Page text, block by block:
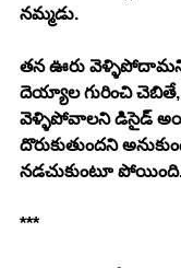
నమ్మడు.
తన ఊరు
దెయ్యాల గురించి చెబితే,
వెళ్ళిపోవాలని డిసైడ్
దొరుకుతుందని
నడచుకుంటూ
***